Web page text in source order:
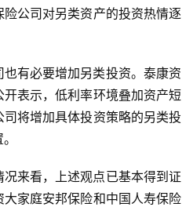
公司对另类资产的投资热情逐
有必要增加另类投资。泰康资
表示，低利率环境叠加资产短
将增加具体投资策略的另类投
来看，上述观点已基本得到证
家庭安邦保险和中国人寿保险